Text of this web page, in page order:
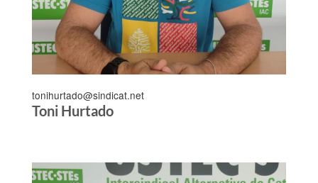
tonihurtado@sindicat.net
Toni Hurtado